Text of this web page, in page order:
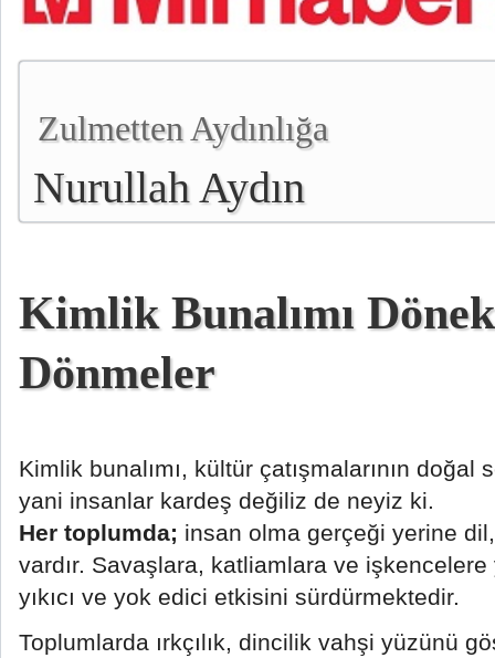
Zulmetten Aydınlığa
Nurullah Aydın
Kimlik Bunalımı
Dönmeler
Kimlik bunalımı, kültür çatışmalarının
yani insanlar kardeş değiliz de neyiz ki.
Her toplumda; insan olma gerçeği yerine
vardır. Savaşlara, katliamlara ve
yıkıcı ve yok edici etkisini sürdürmektedir.
Toplumlarda ırkçılık, dincilik vahşi yüzünü